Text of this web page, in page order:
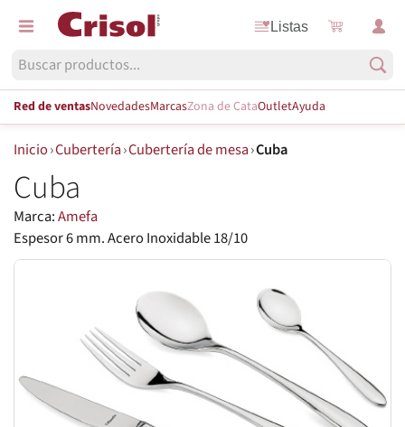
Listas
Red de ventasNovedadesMarcasZona de CataOutletAyuda
Inicio›Cubertería›Cubertería de mesa›Cuba
Cuba
Marca:Amefa
Espesor 6 mm. Acero Inoxidable 18/10